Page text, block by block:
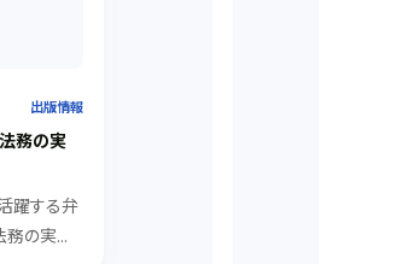
出版情報
務の実
躍する弁
の実務」